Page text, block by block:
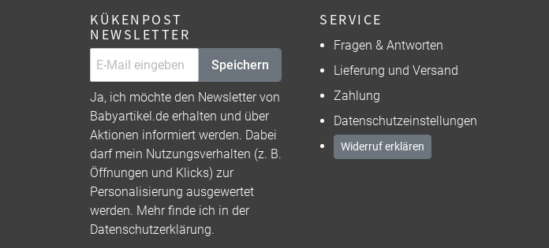
KÜKENPOST
NEWSLETTER
Speichern
Ja, ich möchte den Newsletter von
Babyartikel.de erhalten und über
Aktionen informiert werden. Dabei
darf mein Nutzungsverhalten (z. B.
Öffnungen und Klicks) zur
Personalisierung ausgewertet
werden. Mehr finde ich in der
Datenschutzerklärung.
SERVICE
Fragen & Antworten
Lieferung und Versand
Zahlung
Datenschutzeinstellungen
Widerruf erklären